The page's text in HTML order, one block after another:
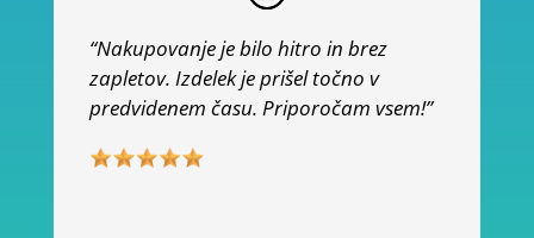
“Nakupovanje je bilo hitro in brez
zapletov. Izdelek je prišel točno v
predvidenem času. Priporočam vsem!”